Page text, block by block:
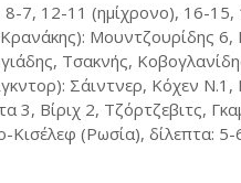
8-7, 12-11 (ημίχρονο), 16-15,
Μουντζουρίδης 6,
Τσακνής,
Σάιντνερ, Κόχεν Ν.1,
3, Βίριχ 2, Τζόρτζεβιτς,
Κισέλεφ (Ρωσία), δίλεπτα: